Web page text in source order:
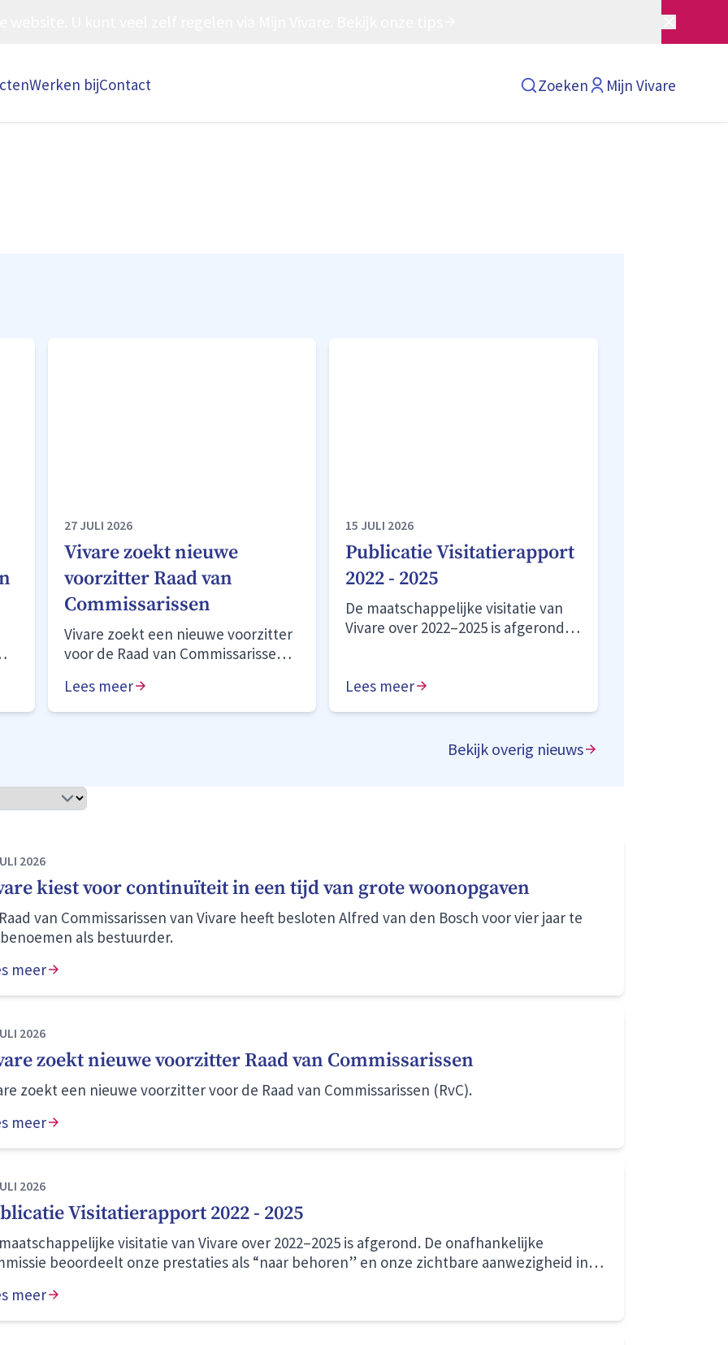
Werken bijContact Zoeken Mijn Vivare
27 JULI 2026
Vivare zoekt nieuwe
voorzitter Raad van
Commissarissen
Vivare zoekt een nieuwe voorzitter
voor de Raad van Commissarissen
Lees meer
15 JULI 2026
Publicatie Visitatierapport
2022 - 2025
De maatschappelijke visitatie van
Vivare over 2022–2025 is afgerond.
“naar behoren” en onze zichtbare
bouwen aan morgen en zijn volop
in beweging. Hier zijn we trots op.
Lees meer
Bekijk overig nieuws
2026
kiest voor continuïteit in een tijd van grote woonopgaven
van Commissarissen van Vivare heeft besloten Alfred van den Bosch voor vier jaar te
als bestuurder.
meer
2026
zoekt nieuwe voorzitter Raad van Commissarissen
zoekt een nieuwe voorzitter voor de Raad van Commissarissen (RvC).
meer
2026
Visitatierapport 2022 - 2025
visitatie van Vivare over 2022–2025 is afgerond. De onafhankelijke
beoordeelt onze prestaties als “naar behoren” en onze zichtbare aanwezigheid in
Hier zijn we trots op.
meer